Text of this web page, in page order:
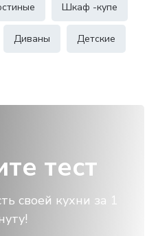
Шкаф -купе
Диваны Детские
тест
своей кухни за 1